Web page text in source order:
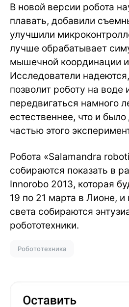
В новой версии робота
плавать, добавили
улучшили
лучше обрабатывает
мышечной координации и
Исследователи
позволит роботу на воде
передвигаться намного
естественнее, что и
частью этого
Робота «Salamandra
собираются показать в
Innorobo 2013, которая
19 по 21 марта в Лионе, и
света собираются
робототехники.
Робототехника